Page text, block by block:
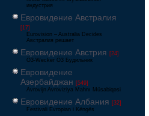
индустрия
Евровидение Австралия
[17]
Eurovision – Australia Decides
Австралия решает
Евровидение Австрия [24]
Ö3-Wecker Ö3 Будильник
Евровидение
Азербайджан [549]
Avrovijn Avroviziya Mahnı Müsabiqəsi
Евровидение Албания [32]
Festivali Evropian i Këngës